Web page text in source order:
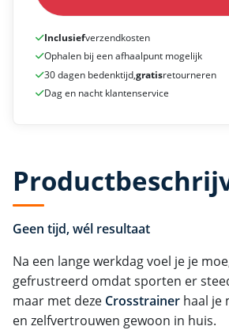
Inclusiefverzendkosten
Ophalen bij een afhaalpunt mogelijk
30 dagen bedenktijd,gratisretourneren
Dag en nacht klantenservice
Geen tijd, wél resultaat
Na een lange werkdag voel je je
gefrustreerd omdat sporten er
maar met deze Crosstrainer haal je
en zelfvertrouwen gewoon in huis.